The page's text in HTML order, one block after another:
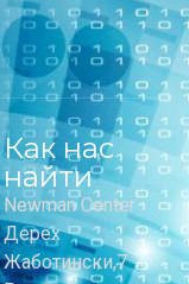
Как нас
найти
Newman Center
Дерех
Жаботински,7